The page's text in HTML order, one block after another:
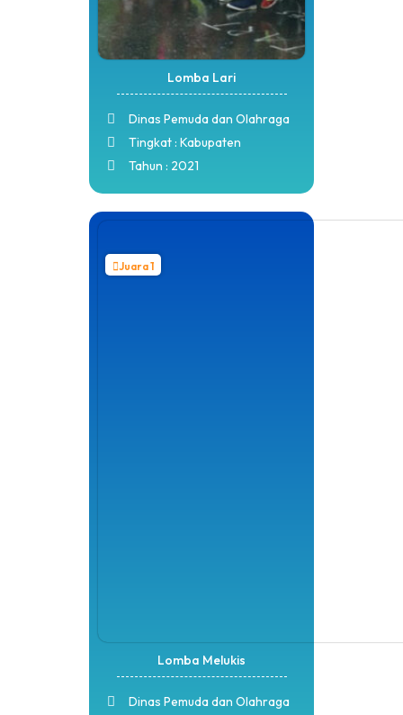
Lomba Lari
Dinas Pemuda dan Olahraga
Tingkat : Kabupaten
Tahun : 2021
Juara 1
Lomba Melukis
Dinas Pemuda dan Olahraga